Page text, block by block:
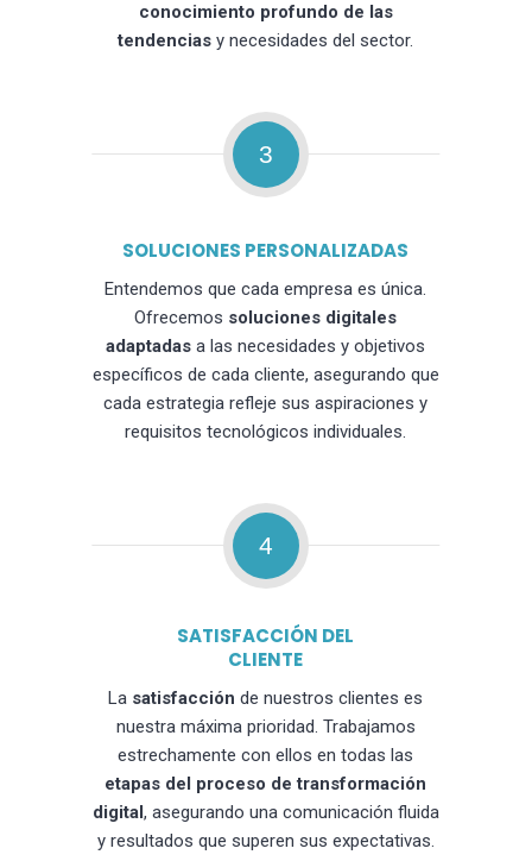
conocimiento profundo de las
tendencias y necesidades del sector.
3
SOLUCIONES PERSONALIZADAS
Entendemos que cada empresa es única.
Ofrecemos soluciones digitales
adaptadas a las necesidades y objetivos
específicos de cada cliente, asegurando que
cada estrategia refleje sus aspiraciones y
requisitos tecnológicos individuales.
4
SATISFACCIÓN DEL
CLIENTE
La satisfacción de nuestros clientes es
nuestra máxima prioridad. Trabajamos
estrechamente con ellos en todas las
etapas del proceso de transformación
digital, asegurando una comunicación fluida
y resultados que superen sus expectativas.